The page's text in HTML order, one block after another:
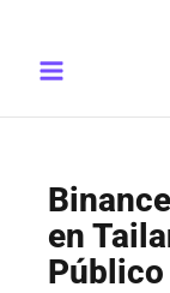
contenido
Menu
en
Público